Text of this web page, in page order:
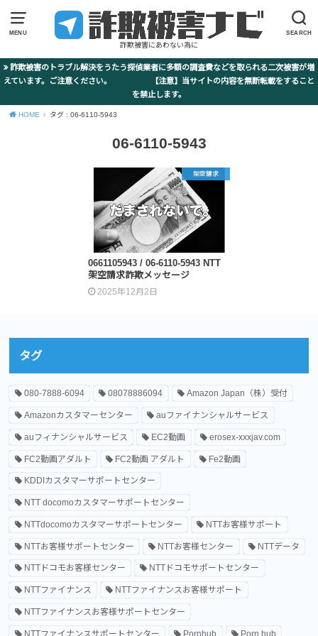
MENU SEARCH
詐欺被害にあわない為に
詐欺被害のトラブル解決をうたう探偵業者に多額の調査費などを取られる二次被害が増
えています。ご注意ください。 【注意】当サイトの内容を無断転載をすること
を禁止します。
HOME タグ : 06-6110-5943
06-6110-5943
架空請求
0661105943 / 06-6110-5943 NTT
架空請求詐欺メッセージ
2025年12月2日
タグ
080-7888-6094 08078886094 Amazon Japan（株）受付
Amazonカスタマーセンター auファイナンシャルサービス
auフィナンシャルサービス EC2動画 erosex-xxxjav.com
FC2動画アダルト FC2動画 アダルト Fe2動画
KDDIカスタマーサポートセンター
NTT docomoカスタマーサポートセンター
NTTdocomoカスタマーサポートセンター NTTお客様サポート
NTTお客様サポートセンター NTTお客様センター NTTデータ
NTTドコモお客様センター NTTドコモサポートセンター
NTTファイナンス NTTファイナンスお客様サポート
NTTファイナンスお客様サポートセンター
NTTファイナンスサポートセンター Pornhub Porn hub